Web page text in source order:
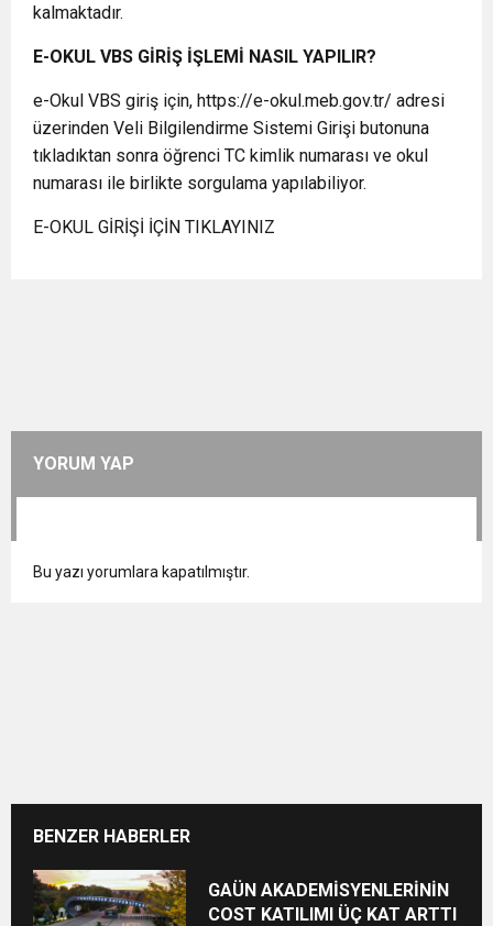
kalmaktadır.
E-OKUL VBS GİRİŞ İŞLEMİ NASIL YAPILIR?
e-Okul VBS giriş için, https://e-okul.meb.gov.tr/ adresi
üzerinden Veli Bilgilendirme Sistemi Girişi butonuna
tıkladıktan sonra öğrenci TC kimlik numarası ve okul
numarası ile birlikte sorgulama yapılabiliyor.
E-OKUL GİRİŞİ İÇİN TIKLAYINIZ
YORUM YAP
Bu yazı yorumlara kapatılmıştır.
BENZER HABERLER
GAÜN AKADEMİSYENLERİNİN
COST KATILIMI ÜÇ KAT ARTTI